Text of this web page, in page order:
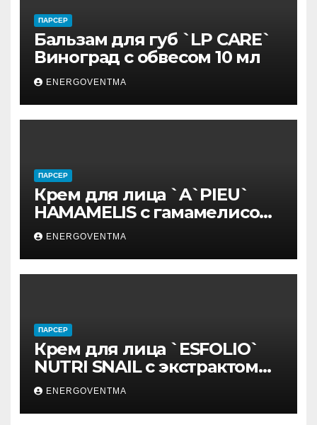
ПАРСЕР
Бальзам для губ `LP CARE`
Виноград с обвесом 10 мл
ENERGOVENTMA
ПАРСЕР
Крем для лица `A`PIEU`
HAMAMELIS с гамамелисом
50 мл
ENERGOVENTMA
ПАРСЕР
Крем для лица `ESFOLIO`
NUTRI SNAIL с экстрактом
муцина улитки 200 мл
ENERGOVENTMA